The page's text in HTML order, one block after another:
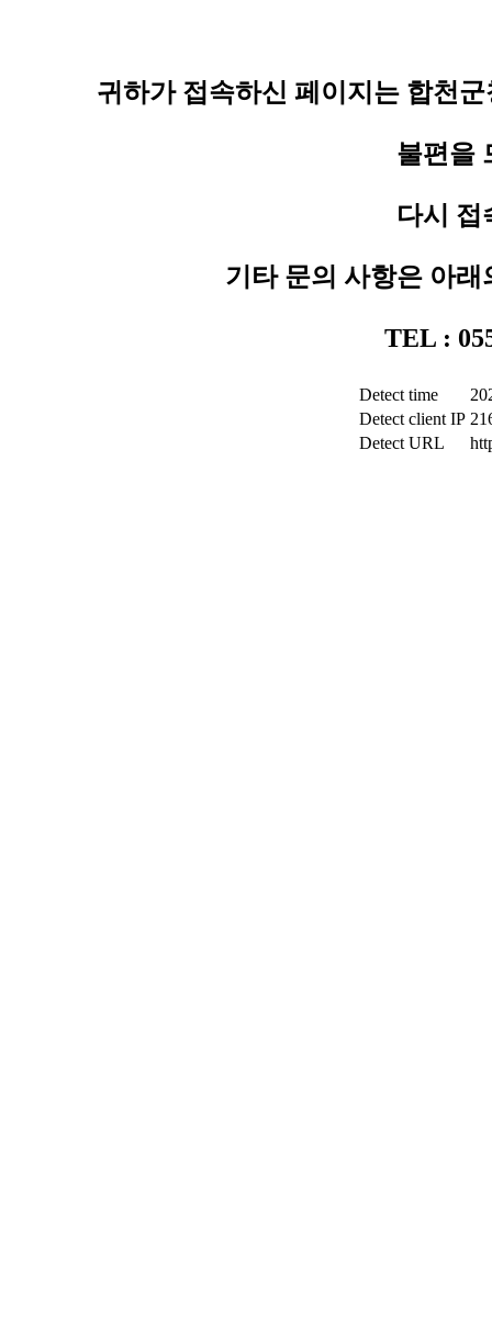
귀하가 접속하신 페이지는 합천
불편을
다시 접
기타 문의 사항은 아
TEL :
Detect time
Detect client IP
Detect URL